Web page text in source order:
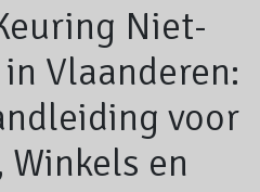
Niet-
Vlaanderen:
voor
Winkels en